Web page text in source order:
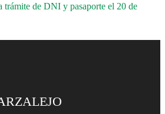
trámite de DNI y pasaporte el 20 de